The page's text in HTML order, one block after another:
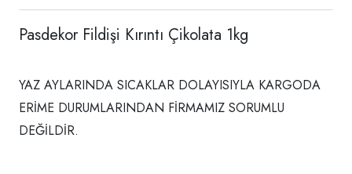
Pasdekor Fildişi Kırıntı Çikolata 1kg
YAZ AYLARINDA SICAKLAR DOLAYISIYLA KARGODA
ERİME DURUMLARINDAN FİRMAMIZ SORUMLU
DEĞİLDİR.